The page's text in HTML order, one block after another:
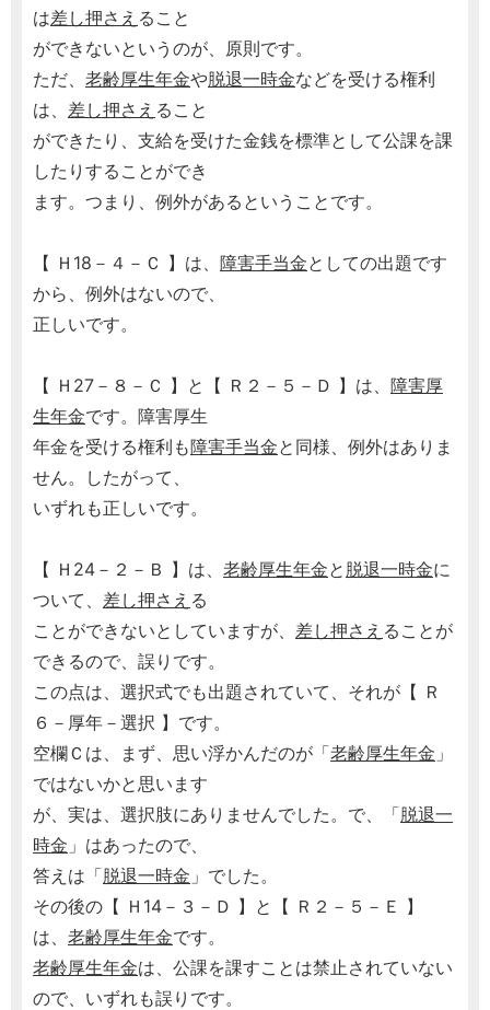
は差し押さえ ること
ができないというのが、原則です。
ただ、 老齢厚生年金や脱退一時金などを受ける権利
は、 差し押さえ ること
ができたり、支給を受けた金銭を標準として公課を課
したりすることができ
ます。つまり、例外があるということです。
【 Ｈ18－４－Ｃ 】は、 障害手当金としての出題です
から、例外はないので、
正しいです。
【 Ｈ27－８－Ｃ 】と【 Ｒ２－５－Ｄ 】は、 障害厚
生年金です。障害厚生
年金を受ける権利も障害手当金と同様、例外はありま
せん。したがって、
いずれも正しいです。
【 Ｈ24－２－Ｂ 】は、 老齢厚生年金と 脱退一時金に
ついて、 差し押さえ る
ことができないとしていますが、 差し押さえ ることが
できるので、誤りです。
この点は、選択式でも出題されていて、それが【 Ｒ
６－厚年－選択 】です。
空欄Ｃは、まず、思い浮かんだのが「老齢厚生年金 」
ではないかと思います
が、実は、選択肢にありませんでした。で、「脱退一
時金 」はあったので、
答えは「脱退一時金 」でした。
その後の【 Ｈ14－３－Ｄ 】と【 Ｒ２－５－Ｅ 】
は、 老齢厚生年金です。
老齢厚生年金は、公課を課すことは禁止されていない
ので、いずれも誤りです。